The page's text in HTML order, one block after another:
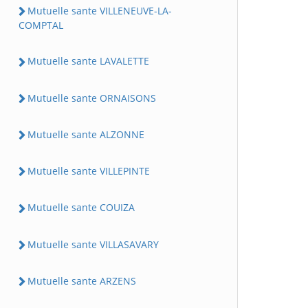
Mutuelle sante VILLENEUVE-LA-
COMPTAL
Mutuelle sante LAVALETTE
Mutuelle sante ORNAISONS
Mutuelle sante ALZONNE
Mutuelle sante VILLEPINTE
Mutuelle sante COUIZA
Mutuelle sante VILLASAVARY
Mutuelle sante ARZENS